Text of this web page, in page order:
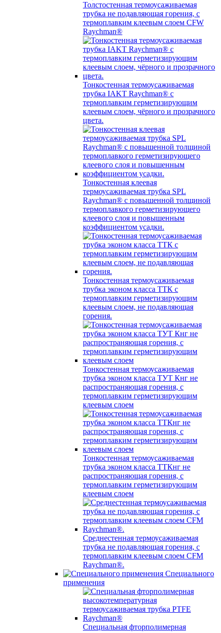
Толстостенная термоусаживаемая
трубка не подавляющая горения, с
термоплавким клеевым слоем CFW
Raychman®
Тонкостенная термоусаживаемая
трубка IAKT Raychman® с
термоплавким герметизирующим
клеевым слоем, чёрного и прозрачного
цвета.
Тонкостенная клеевая
термоусаживаемая трубка SPL
Raychman® с повышенной толщиной
термоплавкого герметизирующего
клеевого слоя и повышенным
коэффициентом усадки.
Тонкостенная термоусаживаемая
трубка эконом класса ТТК с
термоплавким герметизирующим
клеевым слоем, не подавляющая
горения.
Тонкостенная термоусаживаемая
трубка эконом класса ТУТ Кнг не
распространяющая горения, с
термоплавким герметизирующим
клеевым слоем
Тонкостенная термоусаживаемая
трубка эконом класса ТТКнг не
распространяющая горения, с
термоплавким герметизирующим
клеевым слоем
Среднестенная термоусаживаемая
трубка не подавляющая горения, с
термоплавким клеевым слоем CFM
Raychman®.
Специального
применения
Специальная фторполимерная